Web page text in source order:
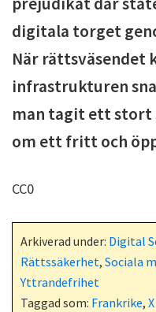
digitala torget
När rättsväsendet
infrastrukturen
man tagit ett stort
om ett fritt och
CC0
Arkiverad under: Digital
Rättssäkerhet, Sociala
Yttrandefrihet
Taggad som: Frankrike, X